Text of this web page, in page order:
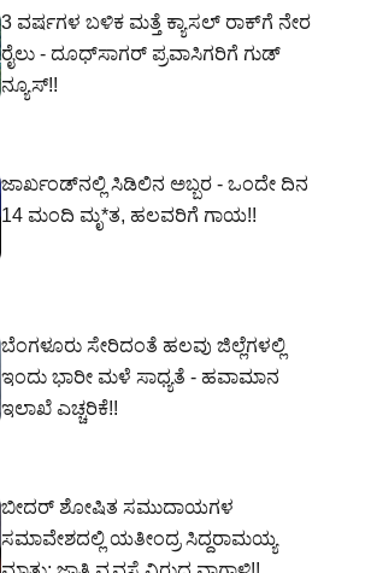
3 ವರ್ಷಗಳ ಬಳಿಕ ಮತ್ತೆ ಕ್ಯಾಸಲ್ ರಾಕ್‌ಗೆ ನೇರ
ರೈಲು - ದೂಧ್‌ಸಾಗರ್ ಪ್ರವಾಸಿಗರಿಗೆ ಗುಡ್
ನ್ಯೂಸ್!!
ಜಾರ್ಖಂಡ್‌ನಲ್ಲಿ ಸಿಡಿಲಿನ ಅಬ್ಬರ - ಒಂದೇ ದಿನ
14 ಮಂದಿ ಮೃ*ತ, ಹಲವರಿಗೆ ಗಾಯ!!
ಬೆಂಗಳೂರು ಸೇರಿದಂತೆ ಹಲವು ಜಿಲ್ಲೆಗಳಲ್ಲಿ
ಇಂದು ಭಾರೀ ಮಳೆ ಸಾಧ್ಯತೆ - ಹವಾಮಾನ
ಇಲಾಖೆ ಎಚ್ಚರಿಕೆ!!
ಬೀದರ್ ಶೋಷಿತ ಸಮುದಾಯಗಳ
ಸಮಾವೇಶದಲ್ಲಿ ಯತೀಂದ್ರ ಸಿದ್ದರಾಮಯ್ಯ